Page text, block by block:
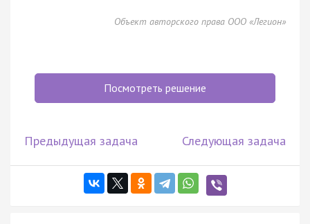
Объект авторского права ООО «Легион»
Посмотреть решение
Предыдущая задача Следующая задача